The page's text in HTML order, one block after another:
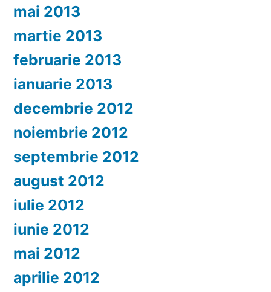
mai 2013
martie 2013
februarie 2013
ianuarie 2013
decembrie 2012
noiembrie 2012
septembrie 2012
august 2012
iulie 2012
iunie 2012
mai 2012
aprilie 2012